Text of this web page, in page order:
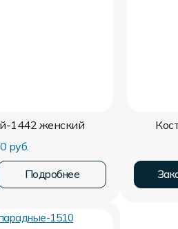
1442женский
руб.
Подробнее